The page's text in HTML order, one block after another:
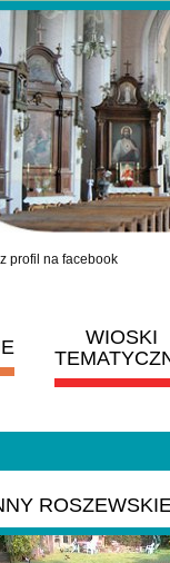
profil na facebook
WIOSKI